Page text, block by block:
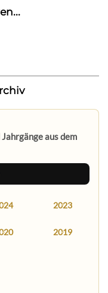
aus dem
2023
2019